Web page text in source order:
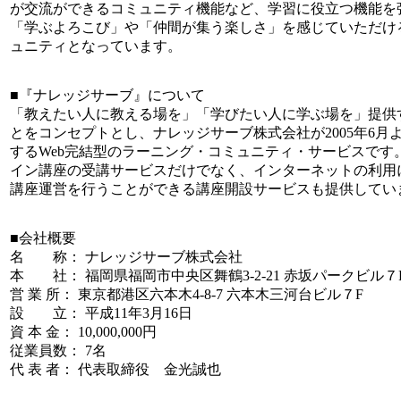
が交流ができるコミュニティ機能など、学習に役立つ機能を
「学ぶよろこび」や「仲間が集う楽しさ」を感じていただけ
ュニティとなっています。
■『ナレッジサーブ』について
「教えたい人に教える場を」「学びたい人に学ぶ場を」提供
とをコンセプトとし、ナレッジサーブ株式会社が2005年6月
するWeb完結型のラーニング・コミュニティ・サービスです
イン講座の受講サービスだけでなく、インターネットの利用
講座運営を行うことができる講座開設サービスも提供してい
■会社概要
名 称： ナレッジサーブ株式会社
本 社： 福岡県福岡市中央区舞鶴3-2-21 赤坂パークビル７
営 業 所： 東京都港区六本木4-8-7 六本木三河台ビル７F
設 立： 平成11年3月16日
資 本 金： 10,000,000円
従業員数： 7名
代 表 者： 代表取締役 金光誠也